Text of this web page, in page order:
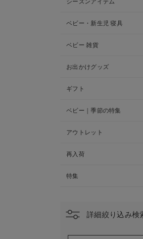
ベビー・新生児 寝具
ベビー 雑貨
お出かけグッズ
ギフト
ベビー｜季節の特集
アウトレット
再入荷
特集
詳細絞り込み検